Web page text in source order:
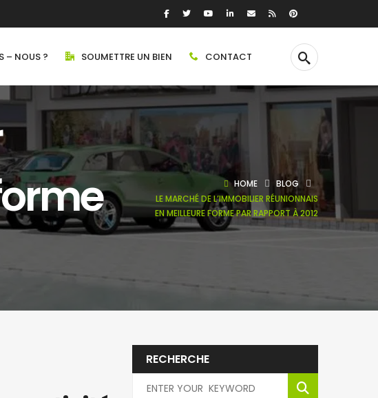
– NOUS ? SOUMETTRE UN BIEN CONTACT
HOME
BLOG
LE MARCHÉ DE L’IMMOBILIER RÉUNIONNAIS
EN MEILLEURE FORME PAR RAPPORT À 2012
RECHERCHE